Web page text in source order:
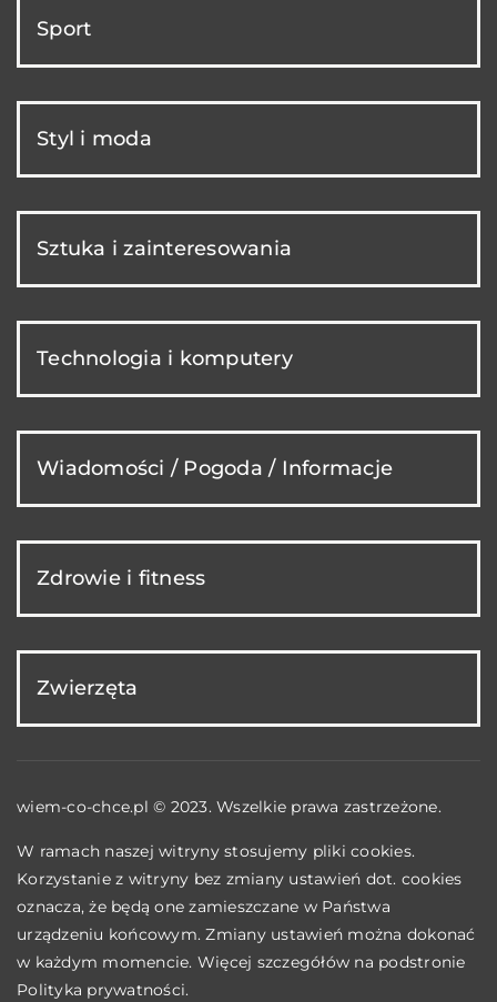
Sport
Styl i moda
Sztuka i zainteresowania
Technologia i komputery
Wiadomości / Pogoda / Informacje
Zdrowie i fitness
Zwierzęta
wiem-co-chce.pl © 2023. Wszelkie prawa zastrzeżone.
W ramach naszej witryny stosujemy pliki cookies.
Korzystanie z witryny bez zmiany ustawień dot. cookies
oznacza, że będą one zamieszczane w Państwa
urządzeniu końcowym. Zmiany ustawień można dokonać
w każdym momencie. Więcej szczegółów na podstronie
Polityka prywatności.